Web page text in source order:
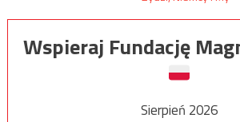
Wspieraj Fundację
Sierpień 2026